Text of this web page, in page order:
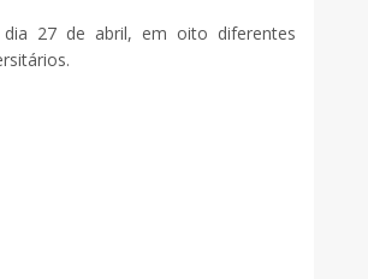
dia 27 de abril, em oito diferentes